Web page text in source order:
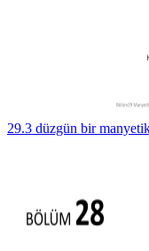
29.3 düzgün bir